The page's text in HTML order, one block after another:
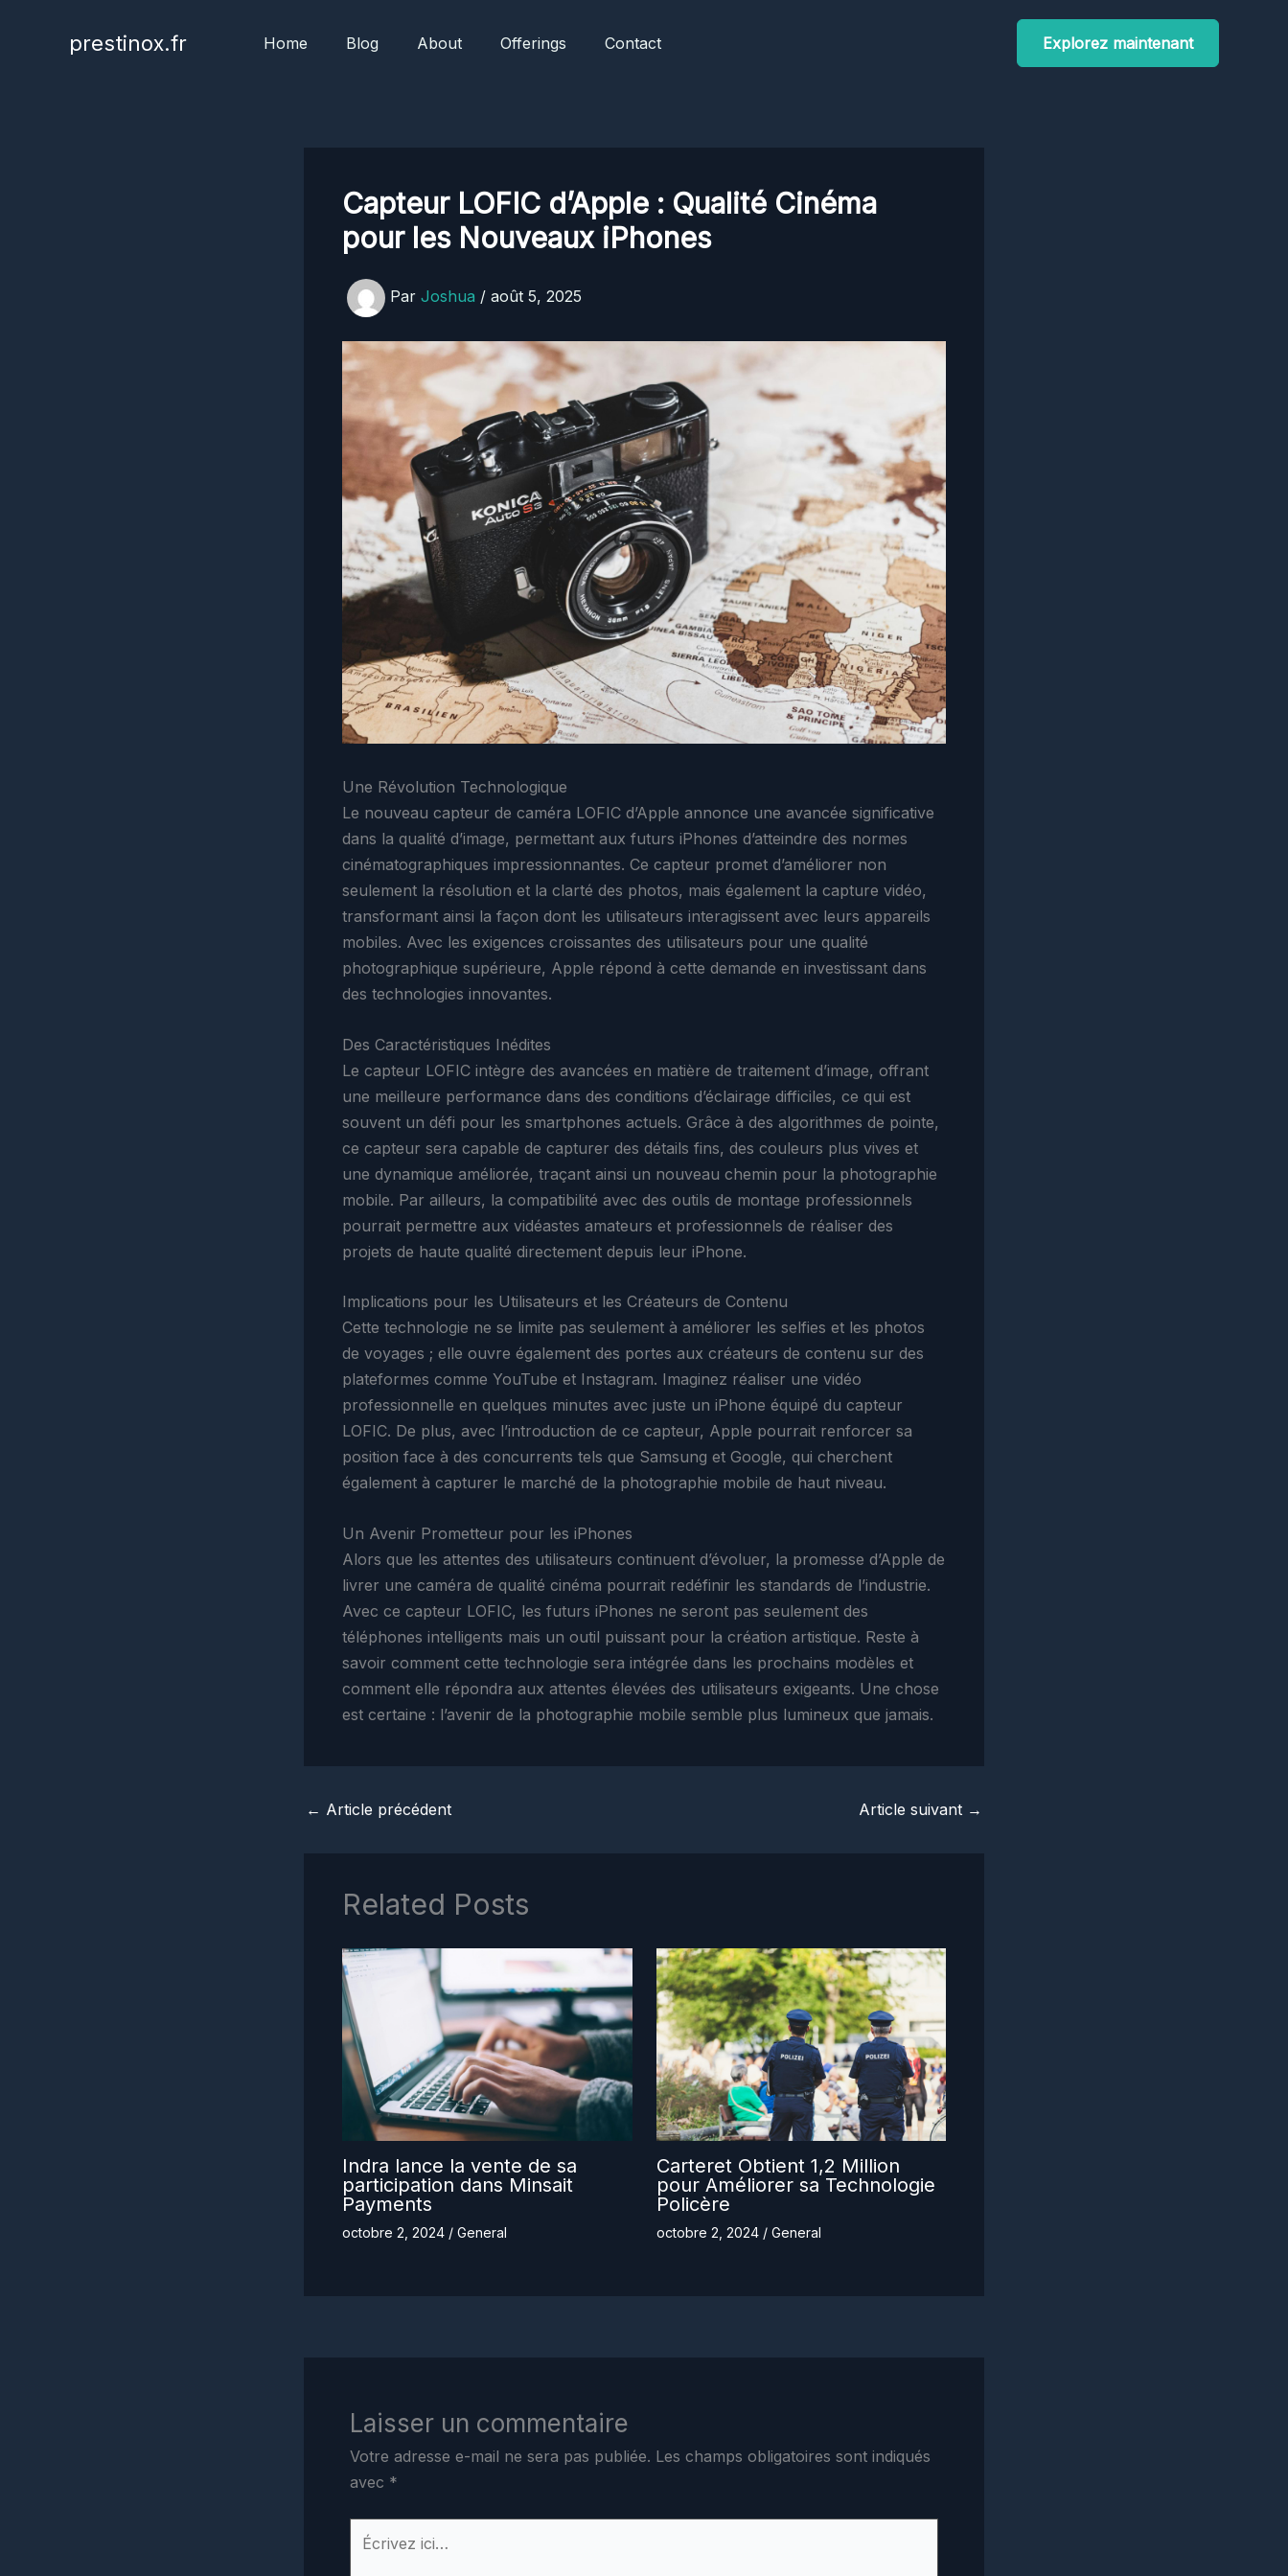
prestinox.fr Home Blog About Offerings Contact Explorez maintenant
Capteur LOFIC d’Apple : Qualité Cinéma
pour les Nouveaux iPhones
Par Joshua / août 5, 2025
Une Révolution Technologique
Le nouveau capteur de caméra LOFIC d’Apple annonce une avancée significative
dans la qualité d’image, permettant aux futurs iPhones d’atteindre des normes
cinématographiques impressionnantes. Ce capteur promet d’améliorer non
seulement la résolution et la clarté des photos, mais également la capture vidéo,
transformant ainsi la façon dont les utilisateurs interagissent avec leurs appareils
mobiles. Avec les exigences croissantes des utilisateurs pour une qualité
photographique supérieure, Apple répond à cette demande en investissant dans
des technologies innovantes.
Des Caractéristiques Inédites
Le capteur LOFIC intègre des avancées en matière de traitement d’image, offrant
une meilleure performance dans des conditions d’éclairage difficiles, ce qui est
souvent un défi pour les smartphones actuels. Grâce à des algorithmes de pointe,
ce capteur sera capable de capturer des détails fins, des couleurs plus vives et
une dynamique améliorée, traçant ainsi un nouveau chemin pour la photographie
mobile. Par ailleurs, la compatibilité avec des outils de montage professionnels
pourrait permettre aux vidéastes amateurs et professionnels de réaliser des
projets de haute qualité directement depuis leur iPhone.
Implications pour les Utilisateurs et les Créateurs de Contenu
Cette technologie ne se limite pas seulement à améliorer les selfies et les photos
de voyages ; elle ouvre également des portes aux créateurs de contenu sur des
plateformes comme YouTube et Instagram. Imaginez réaliser une vidéo
professionnelle en quelques minutes avec juste un iPhone équipé du capteur
LOFIC. De plus, avec l’introduction de ce capteur, Apple pourrait renforcer sa
position face à des concurrents tels que Samsung et Google, qui cherchent
également à capturer le marché de la photographie mobile de haut niveau.
Un Avenir Prometteur pour les iPhones
Alors que les attentes des utilisateurs continuent d’évoluer, la promesse d’Apple de
livrer une caméra de qualité cinéma pourrait redéfinir les standards de l’industrie.
Avec ce capteur LOFIC, les futurs iPhones ne seront pas seulement des
téléphones intelligents mais un outil puissant pour la création artistique. Reste à
savoir comment cette technologie sera intégrée dans les prochains modèles et
comment elle répondra aux attentes élevées des utilisateurs exigeants. Une chose
est certaine : l’avenir de la photographie mobile semble plus lumineux que jamais.
← Article précédent Article suivant →
Related Posts
Indra lance la vente de sa
participation dans Minsait
Payments
octobre 2, 2024 / General
Carteret Obtient 1,2 Million
pour Améliorer sa Technologie
Policère
octobre 2, 2024 / General
Laisser un commentaire
Votre adresse e-mail ne sera pas publiée. Les champs obligatoires sont indiqués
avec *
Écrivez